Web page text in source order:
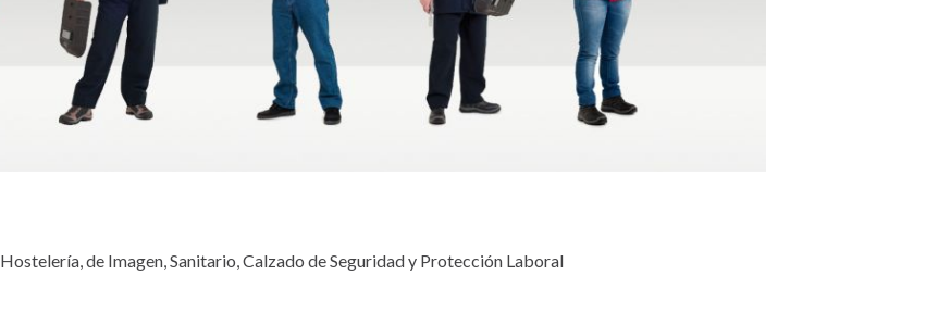
Hostelería, de Imagen,Sanitario,Calzado de Seguridady Protección Laboral